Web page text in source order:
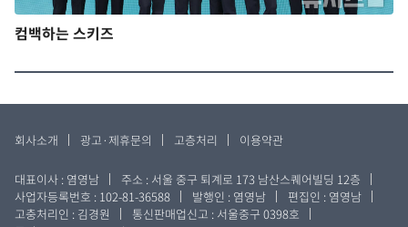
컴백하는 스키즈
회사소개 광고·제휴문의 고층처리 이용약관
대표이사 : 염영남
주소 : 서울 중구 퇴계로 173 남산스퀘어빌딩 12층
사업자등록번호 : 102-81-36588
발행인 : 염영남
편집인 : 염영남
고충처리인 : 김경원
통신판매업신고 : 서울중구 0398호